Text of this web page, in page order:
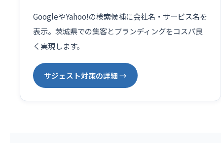
GoogleやYahoo!の検索候補に会社名・サービス名を
表示。茨城県での集客とブランディングをコスパ良
く実現します。
サジェスト対策の詳細 →